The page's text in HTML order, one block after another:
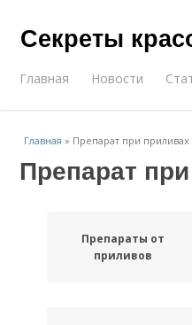
Секреты
Главная Новости
Главная » Препарат при приливах
Препарат
Препараты от
приливов